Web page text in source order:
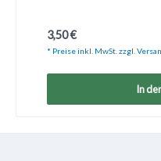
Regulärer Preis:
3,50 €
* Preise inkl. MwSt. zzgl.
In